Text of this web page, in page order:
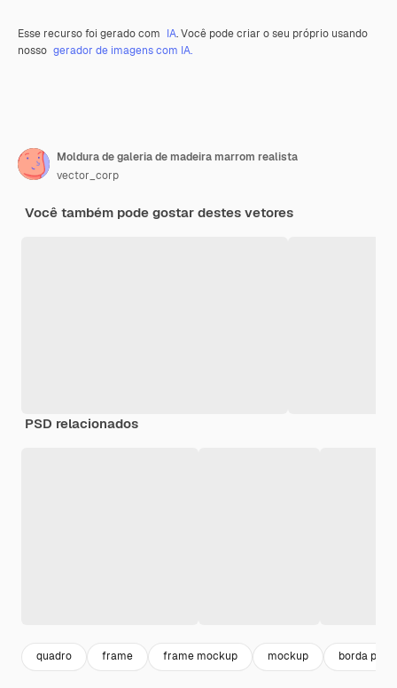
Esse recurso foi gerado com IA. Você pode criar o seu próprio usando
nosso gerador de imagens com IA.
Moldura de galeria de madeira marrom realista
vector_corp
Você também pode gostar destes vetores
PSD relacionados
quadro frame frame mockup mockup borda preta